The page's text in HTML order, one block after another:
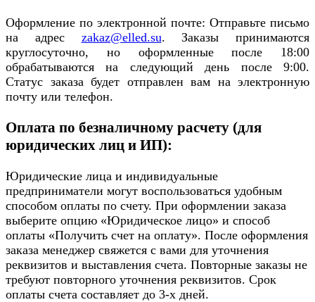
Оформление по электронной почте: Отправьте письмо
на адрес zakaz@elled.su. Заказы принимаются
круглосуточно, но оформленные после 18:00
обрабатываются на следующий день после 9:00.
Статус заказа будет отправлен вам на электронную
почту или телефон.
Оплата по безналичному расчету (для
юридических лиц и ИП):
Юридические лица и индивидуальные
предприниматели могут воспользоваться удобным
способом оплаты по счету. При оформлении заказа
выберите опцию «Юридическое лицо» и способ
оплаты «Получить счет на оплату». После оформления
заказа менеджер свяжется с вами для уточнения
реквизитов и выставления счета. Повторные заказы не
требуют повторного уточнения реквизитов. Срок
оплаты счета составляет до 3-х дней.